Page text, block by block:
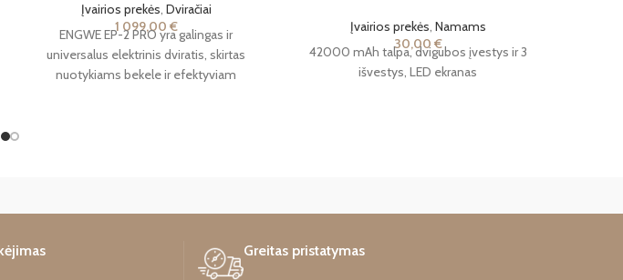
Įvairios prekės, Dviračiai
1 099,00 €
ENGWE EP-2 PRO yra galingas ir
universalus elektrinis dviratis, skirtas
nuotykiams bekele ir efektyviam
Įvairios prekės, Namams
30,00 €
42000 mAh talpa, dvigubos įvestys ir 3
išvestys, LED ekranas
Greitas pristatymas